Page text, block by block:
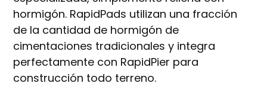
hormigón. RapidPads utilizan una fracción
de la cantidad de hormigón de
cimentaciones tradicionales y integra
perfectamente con RapidPier para
construcción todo terreno.